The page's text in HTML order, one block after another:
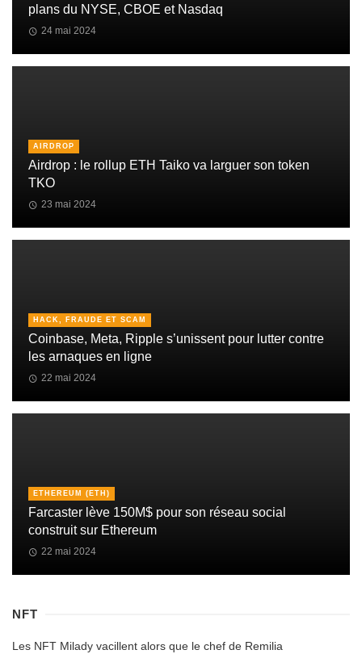
plans du NYSE, CBOE et Nasdaq
24 mai 2024
AIRDROP
Airdrop : le rollup ETH Taiko va larguer son token
TKO
23 mai 2024
HACK, FRAUDE ET SCAM
Coinbase, Meta, Ripple s’unissent pour lutter contre
les arnaques en ligne
22 mai 2024
ETHEREUM (ETH)
Farcaster lève 150M$ pour son réseau social
construit sur Ethereum
22 mai 2024
NFT
Les NFT Milady vacillent alors que le chef de Remilia